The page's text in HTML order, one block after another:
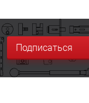
Подписаться